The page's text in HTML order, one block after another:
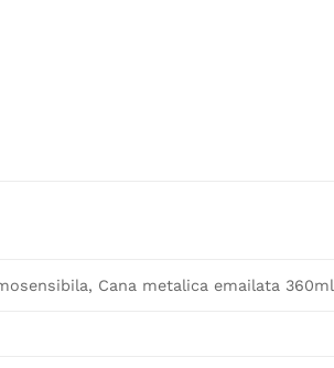
Cana metalica emailata 360ml